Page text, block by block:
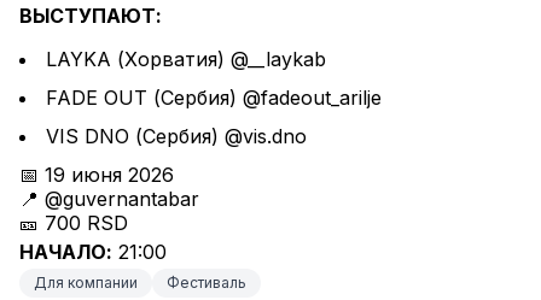
ВЫСТУПАЮТ:
LAYKA (Хорватия) @__laykab
FADE OUT (Сербия) @fadeout_arilje
VIS DNO (Сербия) @vis.dno
📅 19 июня 2026
📍 @guvernantabar
🎫 700 RSD
НАЧАЛО: 21:00
Для компании Фестиваль